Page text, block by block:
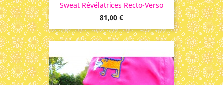
Sweat Révélatrices Recto-Verso
Prix
81,00 €